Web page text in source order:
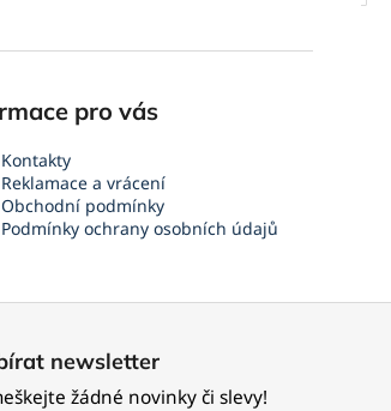
pro vás
Kontakty
Reklamace a vrácení
Obchodní podmínky
Podmínky ochrany osobních údajů
newsletter
žádné novinky či slevy!